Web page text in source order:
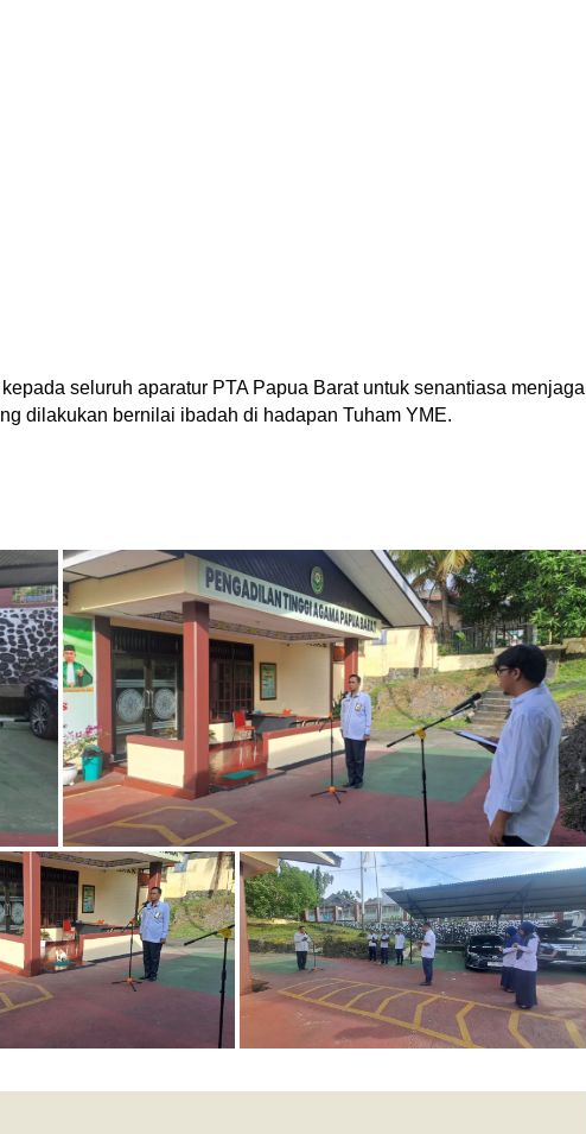
seluruh aparatur PTA Papua Barat untuk senantiasa menjaga
dilakukan bernilai ibadah di hadapan Tuham YME.